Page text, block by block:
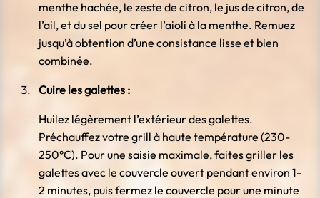
menthe hachée, le zeste de citron, le jus de citron, de
l’ail, et du sel pour créer l’aioli à la menthe. Remuez
jusqu’à obtention d’une consistance lisse et bien
combinée.
Cuire les galettes :
Huilez légèrement l’extérieur des galettes.
Préchauffez votre grill à haute température (230-
250°C). Pour une saisie maximale, faites griller les
galettes avec le couvercle ouvert pendant environ 1-
2 minutes, puis fermez le couvercle pour une minute